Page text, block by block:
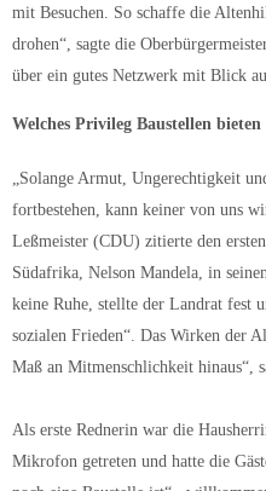
mit Besuchen. So schaffe die
drohen“, sagte die
über ein gutes Netzwerk mit Blick
Welches Privileg Baustellen bieten
„Solange Armut, Ungerechtigkeit
fortbestehen, kann keiner von uns
Leßmeister (CDU) zitierte den
Südafrika, Nelson Mandela, in
keine Ruhe, stellte der Landrat fest
sozialen Frieden“. Das Wirken der
Maß an Mitmenschlichkeit hinaus“,
Als erste Rednerin war die
Mikrofon getreten und hatte die